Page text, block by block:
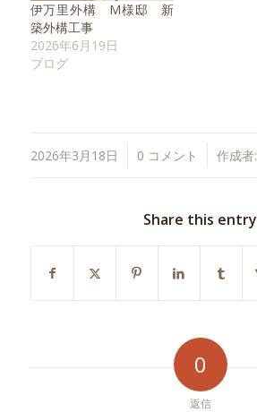
伊万里外構 M様邸 新
築外構工事
2026年6月19日
ブログ
2026年3月18日 0 コメント
/ 作成者:
Share this entry
0
返信